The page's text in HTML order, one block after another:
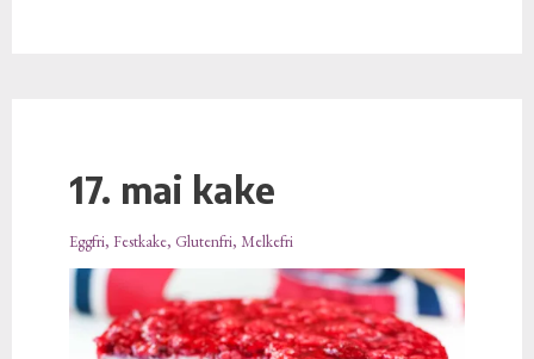
17. mai kake
Eggfri, Festkake, Glutenfri, Melkefri
17.
kake